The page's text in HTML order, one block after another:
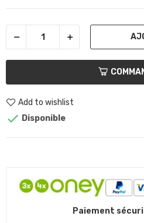
Add to wishlist
 Disponible
Paiement